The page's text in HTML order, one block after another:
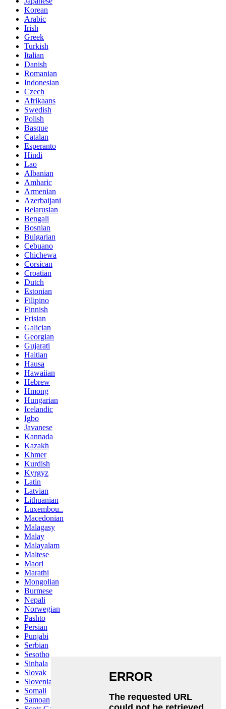
Korean
Arabic
Irish
Greek
Turkish
Italian
Danish
Romanian
Indonesian
Czech
Afrikaans
Swedish
Polish
Basque
Catalan
Esperanto
Hindi
Lao
Albanian
Amharic
Armenian
Azerbaijani
Belarusian
Bengali
Bosnian
Bulgarian
Cebuano
Chichewa
Corsican
Croatian
Dutch
Estonian
Filipino
Finnish
Frisian
Galician
Georgian
Gujarati
Haitian
Hausa
Hawaiian
Hebrew
Hmong
Hungarian
Icelandic
Igbo
Javanese
Kannada
Kazakh
Khmer
Kurdish
Kyrgyz
Latin
Latvian
Lithuanian
Luxembou..
Macedonian
Malagasy
Malay
Malayalam
Maltese
Maori
Marathi
Mongolian
Burmese
Nepali
Norwegian
Pashto
Persian
Punjabi
Serbian
Sesotho
Sinhala
Slovak
Slovenian
Somali
Samoan